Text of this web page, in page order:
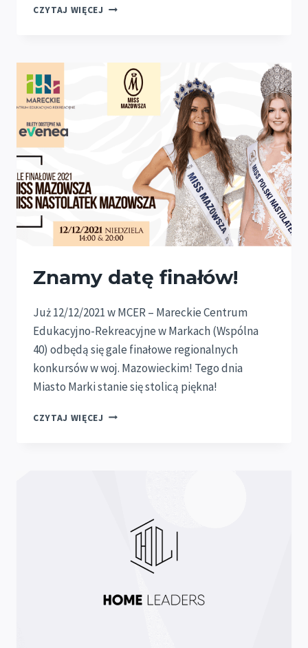
CZYTAJ WIĘCEJ TEN
Z
NAMI!
Znamy datę finałów!
Już 12/12/2021 w MCER – Mareckie Centrum
Edukacyjno-Rekreacyjne w Markach (Wspólna
40) odbędą się gale finałowe regionalnych
konkursów w woj. Mazowieckim! Tego dnia
Miasto Marki stanie się stolicą piękna!
CZYTAJ WIĘCEJ ZNAMY